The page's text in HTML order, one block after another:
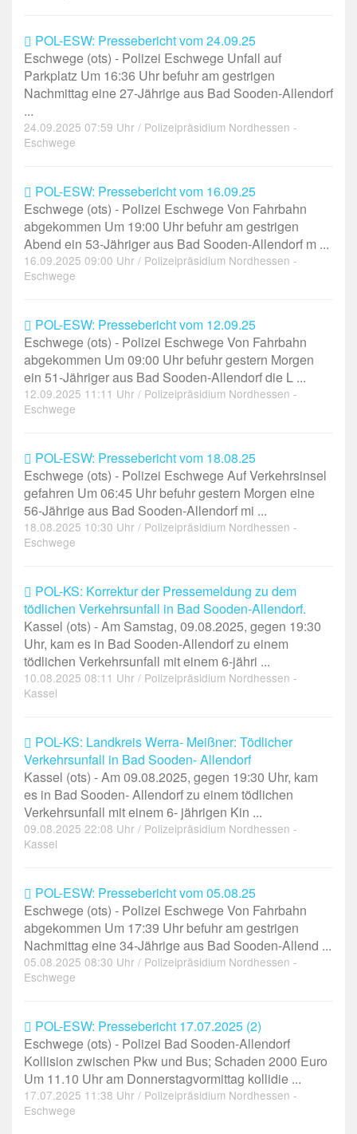
POL-ESW: Pressebericht vom 24.09.25
Eschwege (ots) - Polizei Eschwege Unfall auf
Parkplatz Um 16:36 Uhr befuhr am gestrigen
Nachmittag eine 27-Jährige aus Bad Sooden-Allendorf
...
24.09.2025 07:59 Uhr / Polizeipräsidium Nordhessen -
Eschwege
POL-ESW: Pressebericht vom 16.09.25
Eschwege (ots) - Polizei Eschwege Von Fahrbahn
abgekommen Um 19:00 Uhr befuhr am gestrigen
Abend ein 53-Jähriger aus Bad Sooden-Allendorf m ...
16.09.2025 09:00 Uhr / Polizeipräsidium Nordhessen -
Eschwege
POL-ESW: Pressebericht vom 12.09.25
Eschwege (ots) - Polizei Eschwege Von Fahrbahn
abgekommen Um 09:00 Uhr befuhr gestern Morgen
ein 51-Jähriger aus Bad Sooden-Allendorf die L ...
12.09.2025 11:11 Uhr / Polizeipräsidium Nordhessen -
Eschwege
POL-ESW: Pressebericht vom 18.08.25
Eschwege (ots) - Polizei Eschwege Auf Verkehrsinsel
gefahren Um 06:45 Uhr befuhr gestern Morgen eine
56-Jährige aus Bad Sooden-Allendorf mi ...
18.08.2025 10:30 Uhr / Polizeipräsidium Nordhessen -
Eschwege
POL-KS: Korrektur der Pressemeldung zu dem
tödlichen Verkehrsunfall in Bad Sooden-Allendorf.
Kassel (ots) - Am Samstag, 09.08.2025, gegen 19:30
Uhr, kam es in Bad Sooden-Allendorf zu einem
tödlichen Verkehrsunfall mit einem 6-jähri ...
10.08.2025 08:11 Uhr / Polizeipräsidium Nordhessen -
Kassel
POL-KS: Landkreis Werra- Meißner: Tödlicher
Verkehrsunfall in Bad Sooden- Allendorf
Kassel (ots) - Am 09.08.2025, gegen 19:30 Uhr, kam
es in Bad Sooden- Allendorf zu einem tödlichen
Verkehrsunfall mit einem 6- jährigen Kin ...
09.08.2025 22:08 Uhr / Polizeipräsidium Nordhessen -
Kassel
POL-ESW: Pressebericht vom 05.08.25
Eschwege (ots) - Polizei Eschwege Von Fahrbahn
abgekommen Um 17:39 Uhr befuhr am gestrigen
Nachmittag eine 34-Jährige aus Bad Sooden-Allend ...
05.08.2025 08:30 Uhr / Polizeipräsidium Nordhessen -
Eschwege
POL-ESW: Pressebericht 17.07.2025 (2)
Eschwege (ots) - Polizei Bad Sooden-Allendorf
Kollision zwischen Pkw und Bus; Schaden 2000 Euro
Um 11.10 Uhr am Donnerstagvormittag kollidie ...
17.07.2025 11:38 Uhr / Polizeipräsidium Nordhessen -
Eschwege